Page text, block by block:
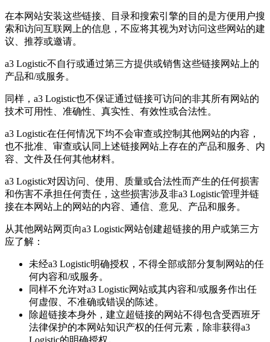
在本网站安装这些链接、目录和搜索引擎的目的是方便用户搜
索和访问互联网上的信息，不应将其视为对访问这些网站的建
议、推荐或邀请。
a3 Logistic不自行或通过第三方提供或销售这些链接网站上的
产品和/或服务。
同样，a3 Logistic也不保证通过链接可访问的非其所有网站的
技术可用性、准确性、真实性、有效性或合法性。
a3 Logistic在任何情况下均不会审查或控制其他网站的内容，
也不批准、审查或认同上述链接网站上存在的产品和服务、内
容、文件及任何其他材料。
a3 Logistic对因访问、使用、质量或合法性而产生的任何损害
和伤害不承担任何责任，这些损害涉及非a3 Logistic管理并链
接在本网站上的网站的内容、通信、意见、产品和服务。
从其他网站网页向a3 Logistic网站创建超链接的用户或第三方
应了解：
未经a3 Logistic明确授权，不得全部或部分复制网站的任
何内容和/或服务。
同样不允许对a3 Logistic网站或其内容和/或服务作出任
何虚假、不准确或错误的陈述。
除超链接本身外，建立超链接的网站不得包含受西班牙
法律保护的本网站知识产权的任何元素，除非获得a3
Logistic的明确授权。